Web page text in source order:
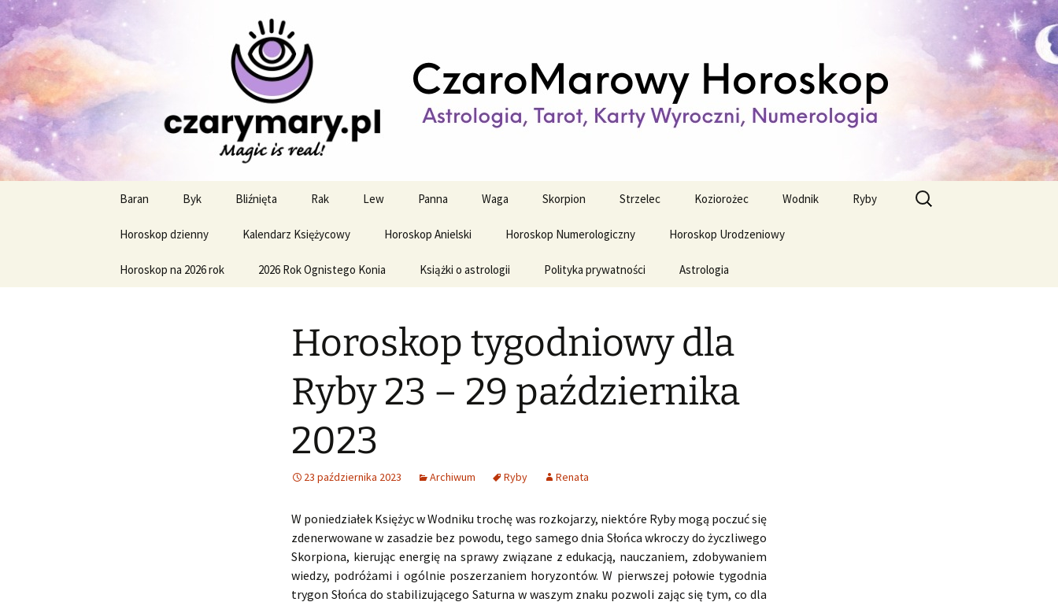
CzaroMarowy horoskop dzienny,
miesięczny i tygodniowy
Profesjonalne przepowiednie astrologiczne
treści
Baran Byk Bliźnięta Rak Lew Panna Waga Skorpion Strzelec Koziorożec Wodnik Ryby
Horoskop dzienny Kalendarz Księżycowy Horoskop Anielski Horoskop Numerologiczny Horoskop Urodzeniowy
Horoskop na 2026 rok 2026 Rok Ognistego Konia Książki o astrologii Polityka prywatności Astrologia
Szukaj:
Horoskop tygodniowy dla
Ryby 23 – 29 października
2023
23 października 2023 Archiwum Ryby Renata
W poniedziałek Księżyc w Wodniku trochę was rozkojarzy, niektóre Ryby mogą poczuć się
zdenerwowane w zasadzie bez powodu, tego samego dnia Słońca wkroczy do życzliwego
Skorpiona, kierując energię na sprawy związane z edukacją, nauczaniem, zdobywaniem
wiedzy, podróżami i ogólnie poszerzaniem horyzontów. W pierwszej połowie tygodnia
trygon Słońca do stabilizującego Saturna w waszym znaku pozwoli zając się tym, co dla